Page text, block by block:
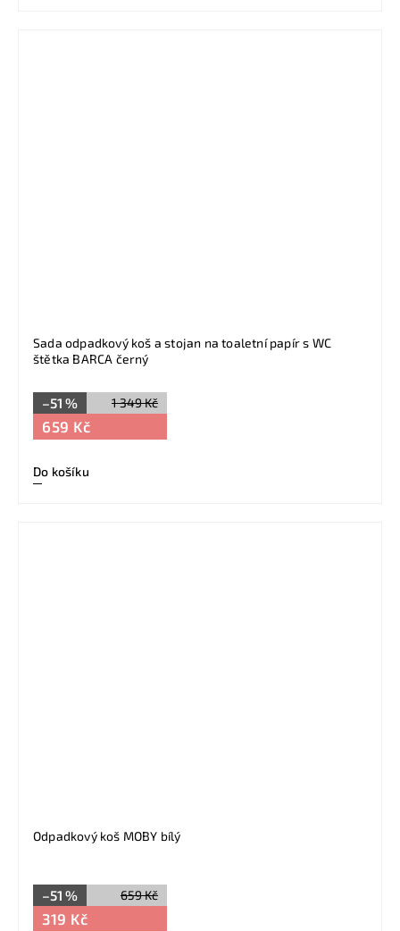
Sada odpadkový koš a stojan na toaletní papír s WC
štětka BARCA černý
1 349 Kč
–51 %
659 Kč
Do košíku
Odpadkový koš MOBY bílý
659 Kč
–51 %
319 Kč